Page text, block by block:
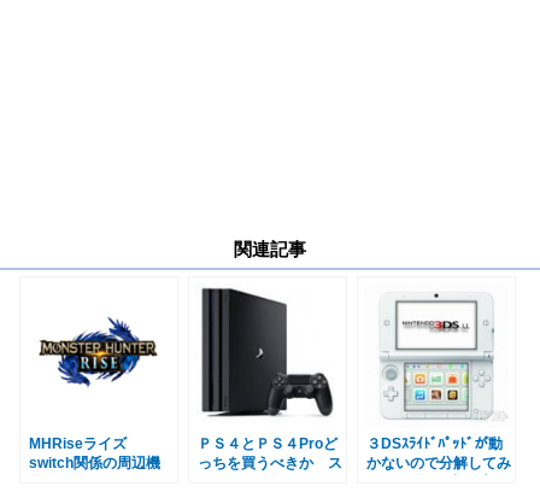
関連記事
MHRiseライズ
switch関係の周辺機
ＰＳ４とＰＳ４Proど
っちを買うべきか ス
３DSｽﾗｲﾄﾞﾊﾟｯﾄﾞが動
かないので分解してみ